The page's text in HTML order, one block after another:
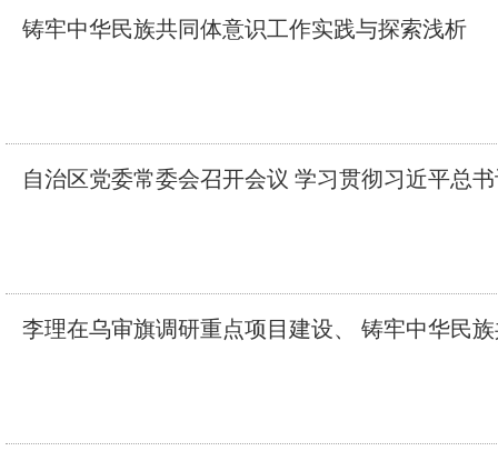
铸牢中华民族共同体意识工作实践与探索浅析
自治区党委常委会召开会议 学习贯彻习近平总
李理在乌审旗调研重点项目建设、 铸牢中华民